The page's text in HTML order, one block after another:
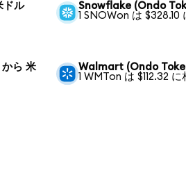
ドル
Snowflake (Ondo
1 SNOWon は $328.10
ら 米
Walmart (Ondo
1 WMTon は $112.32 に